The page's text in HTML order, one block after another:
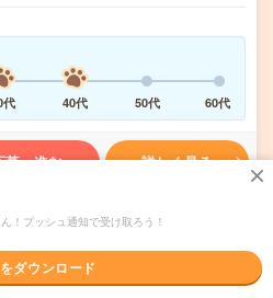
代 40代 50代 60代
募へ進む 詳しく見る
リアオプション 製造事業部（全国）
！プッシュ通知で受け取ろう！
ダウンロード